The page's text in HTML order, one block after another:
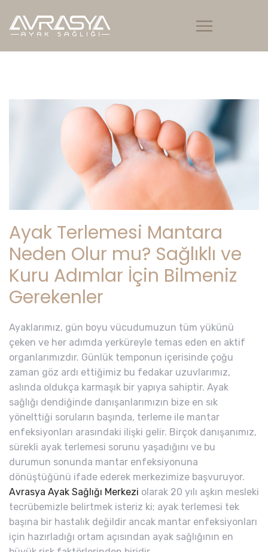
Ayak Terlemesi Mantara
Neden Olur mu? Sağlıklı ve
Kuru Adımlar İçin Bilmeniz
Gerekenler
Ayaklarımız, gün boyu vücudumuzun tüm yükünü
çeken ve her adımda yerküreyle temas eden en aktif
organlarımızdır. Günlük temponun içerisinde çoğu
zaman göz ardı ettiğimiz bu fedakar uzuvlarımız,
aslında oldukça karmaşık bir yapıya sahiptir. Ayak
sağlığı dendiğinde danışanlarımızın bize en sık
yönelttiği soruların başında, terleme ile mantar
enfeksiyonları arasındaki ilişki gelir. Birçok danışanımız,
sürekli ayak terlemesi sorunu yaşadığını ve bu
durumun sonunda mantar enfeksiyonuna
dönüştüğünü ifade ederek merkezimize başvuruyor.
Avrasya Ayak Sağlığı Merkezi olarak 20 yılı aşkın mesleki
tecrübemizle belirtmek isteriz ki; ayak terlemesi tek
başına bir hastalık değildir ancak mantar enfeksiyonları
için hazırladığı ortam açısından ayak sağlığının en